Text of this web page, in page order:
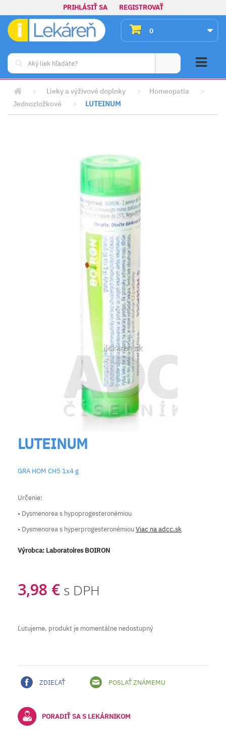
PRIHLÁSIŤ SA REGISTROVAŤ
0
> Lieky a výživové doplnky > Homeopatia
>
Jednozložkové
> LUTEINUM
LUTEINUM
GRA HOM CH5 1x4 g
Určenie:
• Dysmenorea s hypoprogesteronémiou
• Dysmenorea s hyperprogesteronémiouViac na adcc.sk
Výrobca: Laboratoires BOIRON
3,98 € s DPH
Ľutujeme, produkt je momentálne nedostupný
ZDIEĽAŤ POSLAŤ ZNÁMEMU
PORADIŤ SA S LEKÁRNIKOM